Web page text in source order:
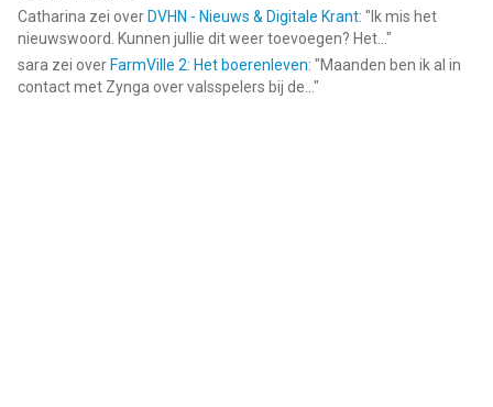
Catharina zei over DVHN - Nieuws & Digitale Krant: " Ik mis het
nieuwswoord. Kunnen jullie dit weer toevoegen? Het... "
sara zei over FarmVille 2: Het boerenleven: "Maanden ben ik al in
contact met Zynga over valsspelers bij de... "